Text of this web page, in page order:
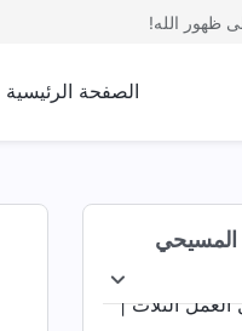
ظهور الله!
الصفحة الرئيسية
المسيحي
ظهور الله وعمله
الثلاث |
العمل الثلاث |